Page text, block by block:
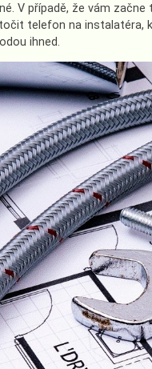
V případě, že vám
telefon na instalatéra,
ihned.